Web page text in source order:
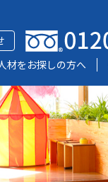
材をお探しの方へ